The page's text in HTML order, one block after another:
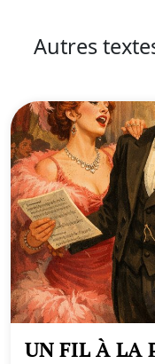
Autres
UN FIL À LA